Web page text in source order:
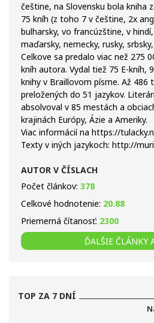
češtine, na Slovensku bola kniha
75 kníh (z toho 7 v češtine, 2x
bulharsky, vo francúzštine, v
maďarsky, nemecky, rusky,
Celkove sa predalo viac než 275
kníh autora. Vydal tiež 75 E-kníh,
knihy v Braillovom písme. Až
preložených do 51 jazykov.
absolvoval v 85 mestách a
krajinách Európy, Ázie a Ameriky.
Viac informácií na https://
Texty v iných jazykoch: http://
AUTOR V ČÍSLACH
Počet článkov: 378
Celkové hodnotenie: 20.88
Priemerná čítanosť: 2300
ĎALŠIE ČLÁNKY
TOP ZA 7 DNÍ